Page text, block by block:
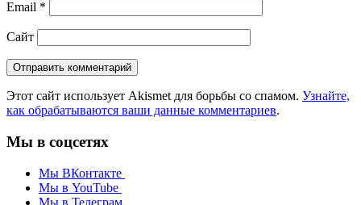
Email *
Сайт
Этот сайт использует Akismet для борьбы со спамом. Узнайте,
как обрабатываются ваши данные комментариев.
Мы в соцсетях
Мы ВКонтакте
Мы в YouTube
Мы в Телеграм